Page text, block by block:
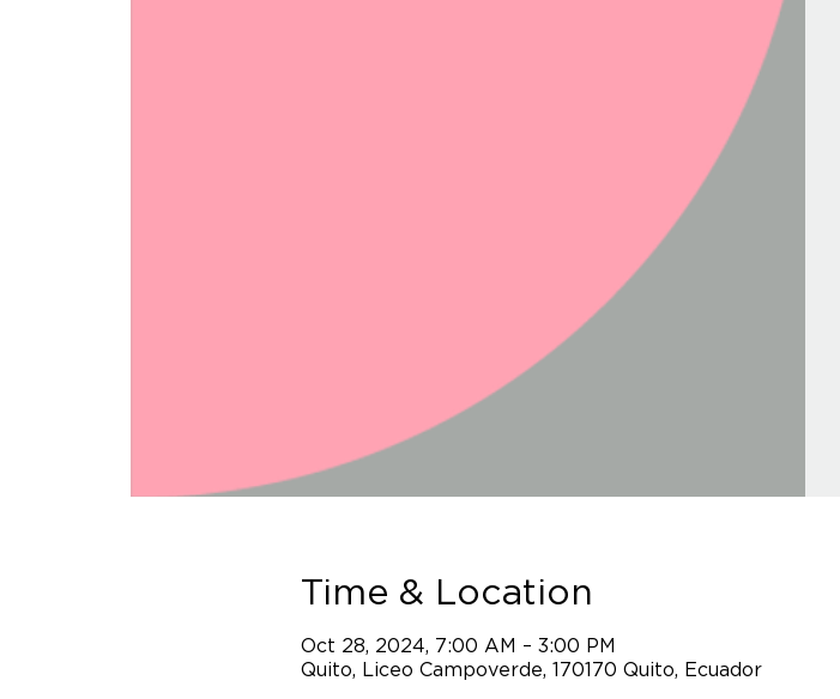
Time & Location
Oct 28, 2024, 7:00 AM – 3:00 PM
Quito, Liceo Campoverde, 170170 Quito, Ecuador